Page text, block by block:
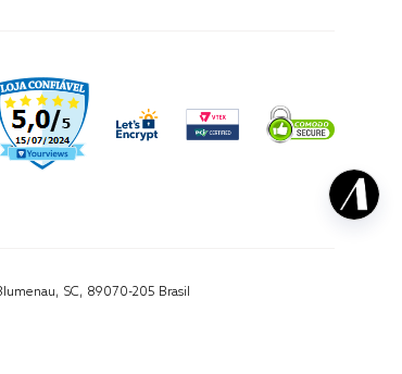
SC, 89070-205 Brasil